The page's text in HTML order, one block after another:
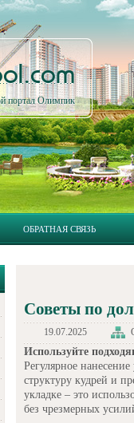
портал Олимпик
ОБРАТНАЯ СВЯЗЬ
Советы по
19.07.2025
Используйте
Регулярное
структуру кудрей и
укладке – это
без чрезмерных